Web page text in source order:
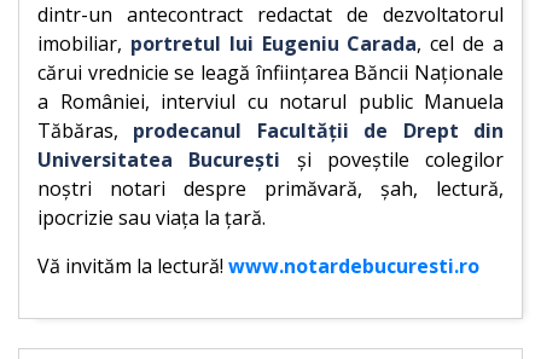
dintr-un antecontract redactat de dezvoltatorul
imobiliar, portretul lui Eugeniu Carada, cel de a
cărui vrednicie se leagă înființarea Băncii Naționale
a României, interviul cu notarul public Manuela
Tăbăras, prodecanul Facultății de Drept din
Universitatea București și poveștile colegilor
noștri notari despre primăvară, șah, lectură,
ipocrizie sau viața la țară.
Vă invităm la lectură! www.notardebucuresti.ro